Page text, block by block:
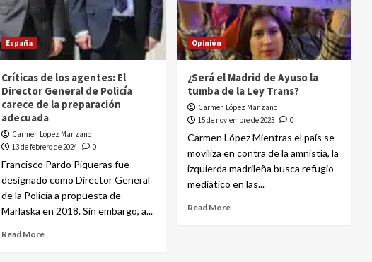
España
Críticas de los agentes: El
Director General de Policía
carece de la preparación
adecuada
Carmen López Manzano
13 de febrero de 2024
0
Francisco Pardo Piqueras fue
designado como Director General
de la Policía a propuesta de
Marlaska en 2018. Sin embargo, a...
Read More
Opinión
¿Será el Madrid de Ayuso la
tumba de la Ley Trans?
Carmen López Manzano
15 de noviembre de 2023
0
Carmen López Mientras el país se
moviliza en contra de la amnistía, la
izquierda madrileña busca refugio
mediático en las...
Read More